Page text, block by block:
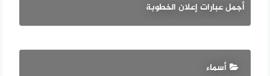
أجمل عبارات إعلان الخطوبة
أسماء